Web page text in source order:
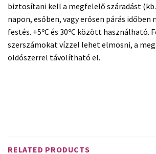
biztosítani kell a megfelelő száradást (kb.
napon, esőben, vagy erősen párás időben
festés. +5ºC és 30ºC között használható.
szerszámokat vízzel lehet elmosni, a
oldószerrel távolítható el.
RELATED PRODUCTS